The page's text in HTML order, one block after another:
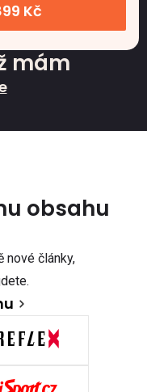
Kč
mám
obsahu
nové články,